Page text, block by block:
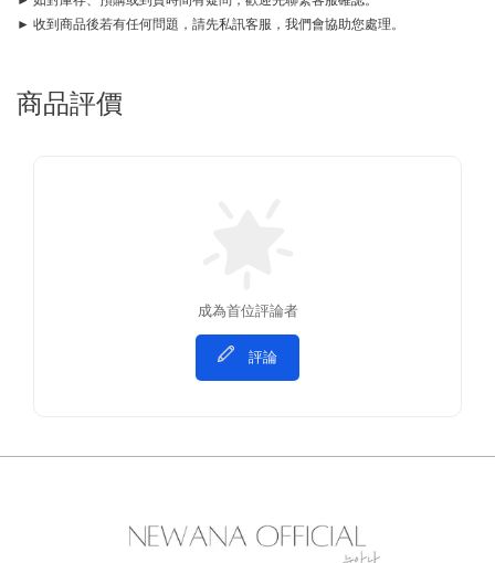
► 收到商品後若有任何問題，請先私訊客服，我們會協助您處理。
商品評價
成為首位評論者
評論